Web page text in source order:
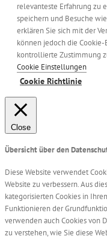
relevanteste Erfahrung zu
speichern und Besuche
erklären Sie sich mit der
können jedoch die
kontrollierte Zustimmung
Cookie Einstellungen
Cookie Richtlinie
Close
Übersicht über den
Diese Website verwendet
Website zu verbessern. Aus
kategorisierten Cookies in
Funktionieren der
verwenden auch Cookies von
zu verstehen, wie Sie diese